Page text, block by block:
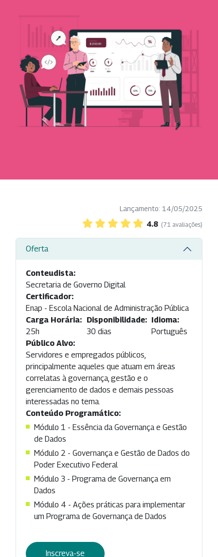
Lançamento: 14/05/2025
4.8 (71 avaliações)
Oferta
Conteudista:
Secretaria de Governo Digital
Certificador:
Enap - Escola Nacional de Administração Pública
Carga Horária:
25h
Disponibilidade:
30 dias
Idioma:
Português
Público Alvo:
Servidores e empregados públicos,
principalmente aqueles que atuam em áreas
correlatas à governança, gestão e o
gerenciamento de dados e demais pessoas
interessadas no tema.
Conteúdo Programático:
Módulo 1 - Essência da Governança e Gestão
de Dados
Módulo 2 - Governança e Gestão de Dados do
Poder Executivo Federal
Módulo 3 - Programa de Governança em
Dados
Módulo 4 - Ações práticas para implementar
um Programa de Governança de Dados
Inscreva-se